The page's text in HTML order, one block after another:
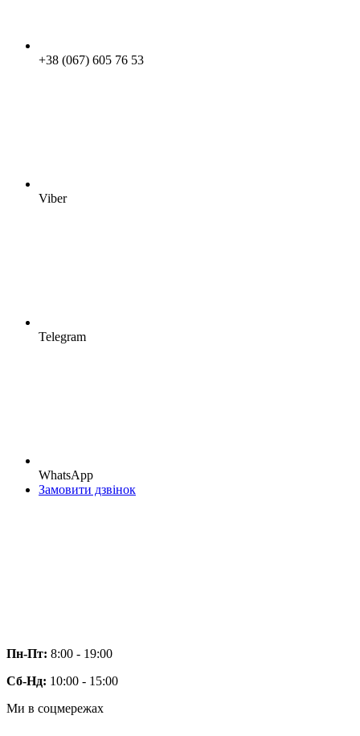
+38 (067) 605 76 53
Viber
Telegram
WhatsApp
Замовити дзвінок
Пн-Пт: 8:00 - 19:00
Сб-Нд: 10:00 - 15:00
Ми в соцмережах